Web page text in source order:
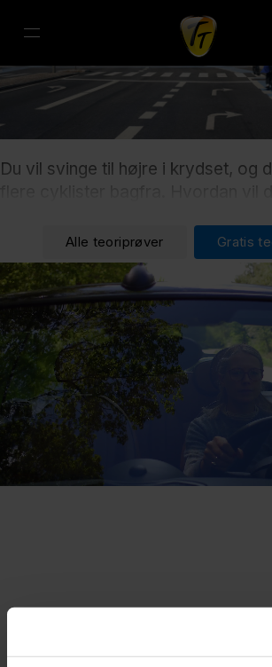
Du vil svinge til højre i krydset, og
Alle teoriprøver Gratis